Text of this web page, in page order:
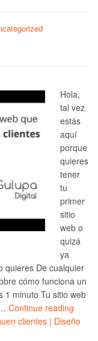
Hola,
tal vez
estás
aquí
porque
quieres
tener
tu
primer
sitio
web o
quizá
ya
quieres De cualquier
cómo funciona un
1 minuto Tu sitio web
Continue reading
clientes | Diseño